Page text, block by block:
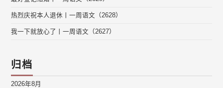
热烈庆祝本人退休丨一周语文（2628）
我一下就放心了丨一周语文（2627）
归档
2026年8月